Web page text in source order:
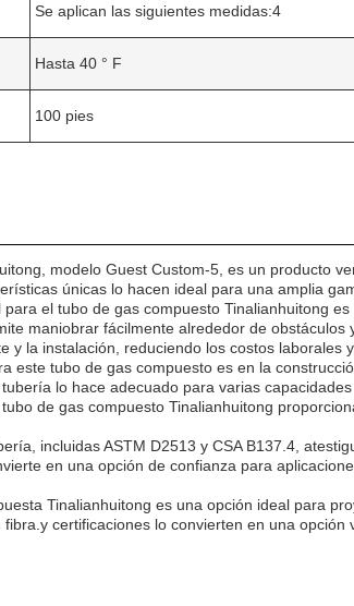
Se aplican las siguientes medidas:4
Hasta 40 ° F
100 pies
modelo Guest Custom-5, es un producto
únicas lo hacen ideal para una amplia
el tubo de gas compuesto Tinalianhuitong
maniobrar fácilmente alrededor de
y la instalación, reduciendo los costos laborales
este tubo de gas compuesto es en la
lo hace adecuado para varias
de gas compuesto Tinalianhuitong
incluidas ASTM D2513 y CSA B137.4,
en una opción de confianza para
Tinalianhuitong es una opción ideal para
certificaciones lo convierten en una